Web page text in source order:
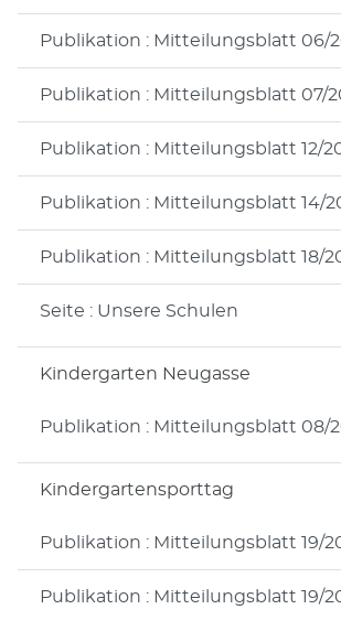
Publikation : Mitteilungsblatt 06/
Publikation : Mitteilungsblatt 07/
Publikation : Mitteilungsblatt 12/
Publikation : Mitteilungsblatt 14/
Publikation : Mitteilungsblatt 18/
Seite : Unsere Schulen
Kindergarten Neugasse
Publikation : Mitteilungsblatt 08/
Kindergartensporttag
Publikation : Mitteilungsblatt 19/
Publikation : Mitteilungsblatt 19/